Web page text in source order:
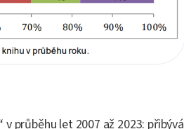
průběhu let 2007 až 2023: přibývá